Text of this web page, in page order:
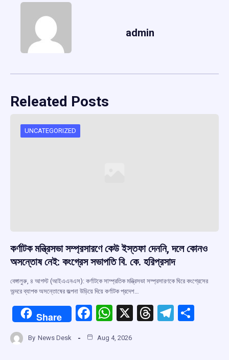
admin
Releated Posts
UNCATEGORIZED
কর্ণাটক মন্ত্রিসভা সম্প্রসারণে কেউ ইস্তফা দেননি, দলে কোনও
অসন্তোষ নেই: কংগ্রেস সভাপতি বি. কে. হরিপ্রসাদ
বেঙ্গালুরু, ৪ আগস্ট (আইএএনএস): কর্ণাটকে সাম্প্রতিক মন্ত্রিসভা সম্প্রসারণকে ঘিরে কংগ্রেসের
অন্দরে ব্যাপক অসন্তোষের জল্পনা উড়িয়ে দিয়ে কর্ণাটক প্রদেশ…
Share
F
ce
W
at
X
T
T
By News Desk Aug 4, 2026